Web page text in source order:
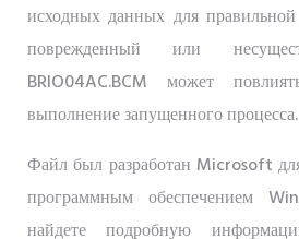
исходных данных для
поврежденный или
BRIO04AC.BCM может
выполнение запущенного процесса.
Файл был разработан Microsoft
программным обеспечением
найдете подробную